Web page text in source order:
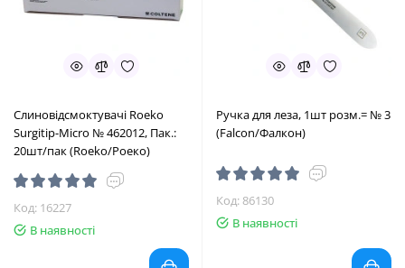
Слиновідсмоктувачі Roeko
Surgitip-Micro № 462012, Пак.:
20шт/пак (Roeko/Роеко)
Код: 16227
В наявності
Ручка для леза, 1шт розм.= № 3
(Falcon/Фалкон)
Код: 86130
В наявності